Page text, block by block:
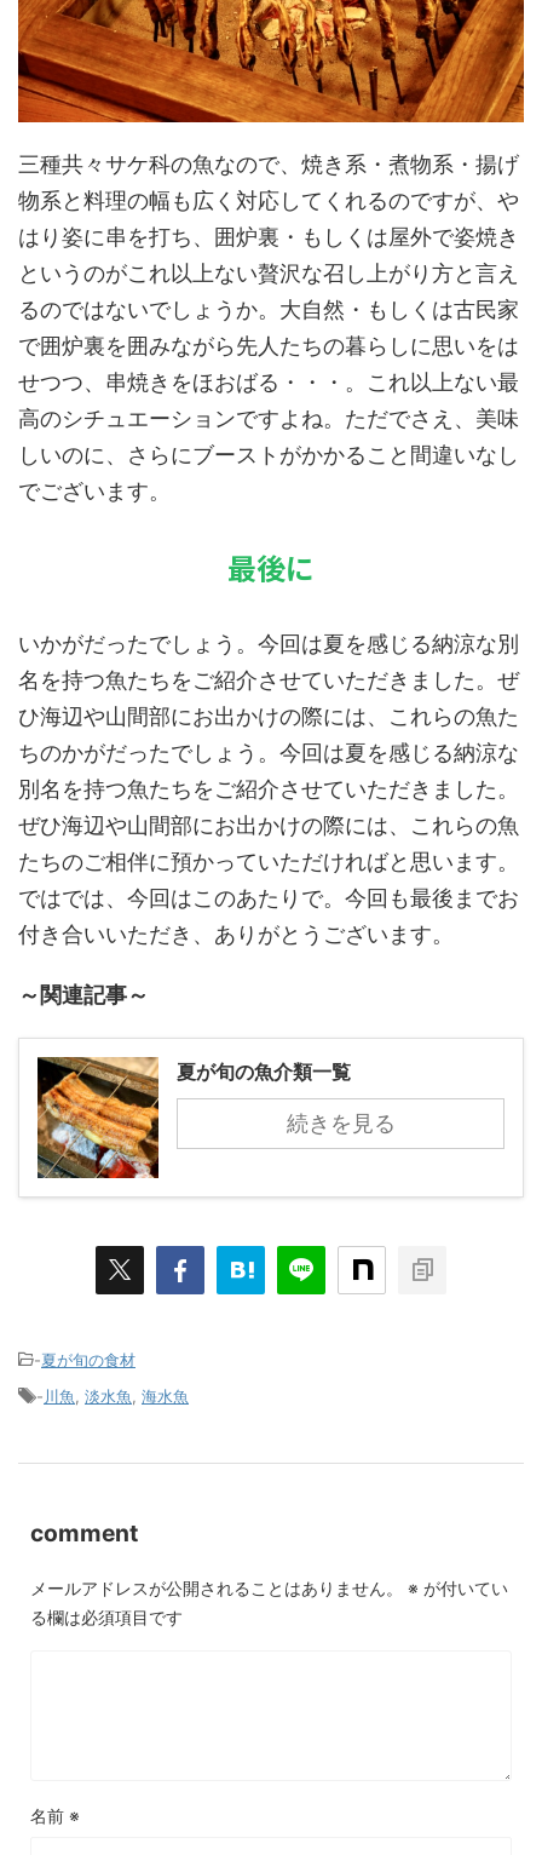
三種共々サケ科の魚なので、焼き系・煮物系・揚げ
物系と料理の幅も広く対応してくれるのですが、や
はり姿に串を打ち、囲炉裏・もしくは屋外で姿焼き
というのがこれ以上ない贅沢な召し上がり方と言え
るのではないでしょうか。大自然・もしくは古民家
で囲炉裏を囲みながら先人たちの暮らしに思いをは
せつつ、串焼きをほおばる・・・。これ以上ない最
高のシチュエーションですよね。ただでさえ、美味
しいのに、さらにブーストがかかること間違いなし
でございます。
最後に
いかがだったでしょう。今回は夏を感じる納涼な別
名を持つ魚たちをご紹介させていただきました。ぜ
ひ海辺や山間部にお出かけの際には、これらの魚た
ちのかがだったでしょう。今回は夏を感じる納涼な
別名を持つ魚たちをご紹介させていただきました。
ぜひ海辺や山間部にお出かけの際には、これらの魚
たちのご相伴に預かっていただければと思います。
ではでは、今回はこのあたりで。今回も最後までお
付き合いいただき、ありがとうございます。
～関連記事～
夏が旬の魚介類一覧
続きを見る
-夏が旬の食材
-川魚, 淡水魚, 海水魚
comment
メールアドレスが公開されることはありません。 ※ が付いてい
る欄は必須項目です
名前 ※